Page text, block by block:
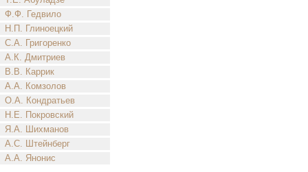
Ф.Ф. Гедвило
Н.П. Глиноецкий
С.А. Григоренко
А.К. Дмитриев
В.В. Каррик
А.А. Комзолов
О.А. Кондратьев
Н.Е. Покровский
Я.А. Шихманов
А.С. Штейнберг
А.А. Янонис